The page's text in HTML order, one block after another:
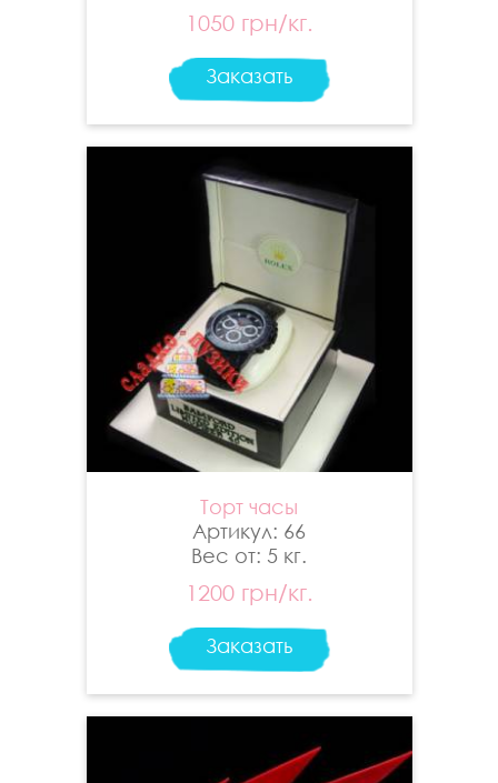
1050 грн/кг.
Заказать
Торт часы
Артикул: 66
Вес от: 5 кг.
1200 грн/кг.
Заказать